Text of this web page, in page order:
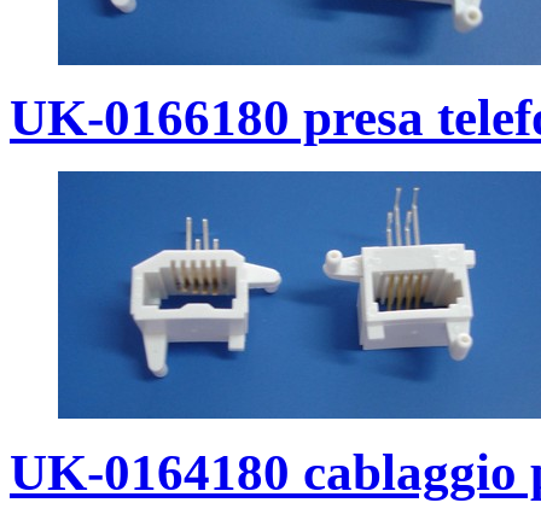
UK-0166180 presa
UK-0164180 cablaggio